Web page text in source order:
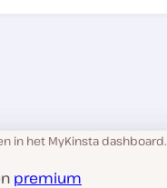
in het MyKinsta dashboard.
premium